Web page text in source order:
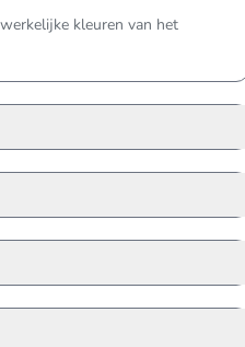
kleuren van het